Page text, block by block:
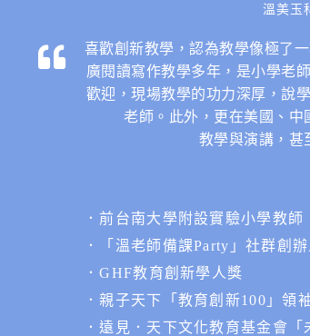
溫美玉
喜歡創新教學，認為教學像極了
廣閱讀寫作教學多年，是小學老
歡迎，現場教學的功力深厚，說
老師。此外，更在美國、
教學與演講，甚
．前台南大學附設實驗小學教師
．「溫老師備課Party」社群創
．GHF教育創新學人獎
．親子天下「教育創新100」領
．遠見．天下文化教育基金會